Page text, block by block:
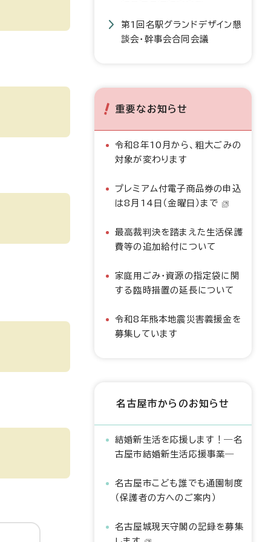
第1回名駅グランドデザイン懇
談会・幹事会合同会議
重要なお知らせ
令和8年10月から、粗大ごみの
対象が変わります
プレミアム付電子商品券の申込
は8月14日（金曜日）まで
最高裁判決を踏まえた生活保護
費等の追加給付について
家庭用ごみ・資源の指定袋に関
する臨時措置の延長について
令和8年熊本地震災害義援金を
募集しています
名古屋市からのお知らせ
結婚新生活を応援します！―名
古屋市結婚新生活応援事業―
名古屋市こども誰でも通園制度
（保護者の方へのご案内）
名古屋城現天守閣の記録を募集